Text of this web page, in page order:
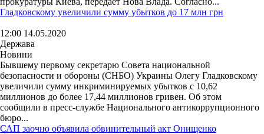
Гладковскому увеличили сумму убытков до 17 млн грн
12:00 14.05.2020
Держава
Новини
Бывшему первому секретарю Совета национальной
безопасности и обороны (СНБО) Украины Олегу Гладковскому
увеличили сумму инкриминируемых убытков с 10,62
миллионов до более 17,44 миллионов гривен. Об этом
сообщили в пресс-службе Национального антикоррупционного
бюро...
САП заочно объявила обвинительный акт Онищенко